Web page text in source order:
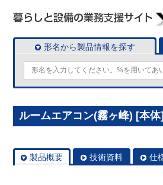
形名から製品情報を探す
ルームエアコン(霧ヶ峰) [本
製品概要 技術資料 仕